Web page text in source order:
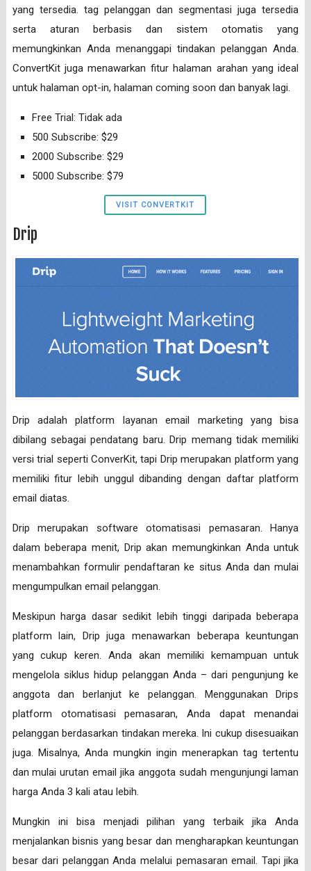
yang tersedia. tag pelanggan dan segmentasi juga tersedia
serta aturan berbasis dan sistem otomatis yang
memungkinkan Anda menanggapi tindakan pelanggan Anda.
ConvertKit juga menawarkan fitur halaman arahan yang ideal
untuk halaman opt-in, halaman coming soon dan banyak lagi.
Free Trial: Tidak ada
500 Subscribe: $29
2000 Subscribe: $29
5000 Subscribe: $79
VISIT CONVERTKIT
Drip
Drip adalah platform layanan email marketing yang bisa
dibilang sebagai pendatang baru. Drip memang tidak memiliki
versi trial seperti ConverKit, tapi Drip merupakan platform yang
memiliki fitur lebih unggul dibanding dengan daftar platform
email diatas.
Drip merupakan software otomatisasi pemasaran. Hanya
dalam beberapa menit, Drip akan memungkinkan Anda untuk
menambahkan formulir pendaftaran ke situs Anda dan mulai
mengumpulkan email pelanggan.
Meskipun harga dasar sedikit lebih tinggi daripada beberapa
platform lain, Drip juga menawarkan beberapa keuntungan
yang cukup keren. Anda akan memiliki kemampuan untuk
mengelola siklus hidup pelanggan Anda – dari pengunjung ke
anggota dan berlanjut ke pelanggan. Menggunakan Drips
platform otomatisasi pemasaran, Anda dapat menandai
pelanggan berdasarkan tindakan mereka. Ini cukup disesuaikan
juga. Misalnya, Anda mungkin ingin menerapkan tag tertentu
dan mulai urutan email jika anggota sudah mengunjungi laman
harga Anda 3 kali atau lebih.
Mungkin ini bisa menjadi pilihan yang terbaik jika Anda
menjalankan bisnis yang besar dan mengharapkan keuntungan
besar dari pelanggan Anda melalui pemasaran email. Tapi jika